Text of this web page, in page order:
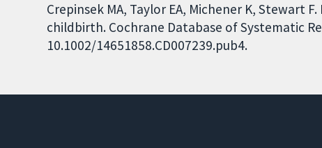
Crepinsek MA, Taylor EA, Michener K,
childbirth. Cochrane Database of Systematic
10.1002/14651858.CD007239.pub4.